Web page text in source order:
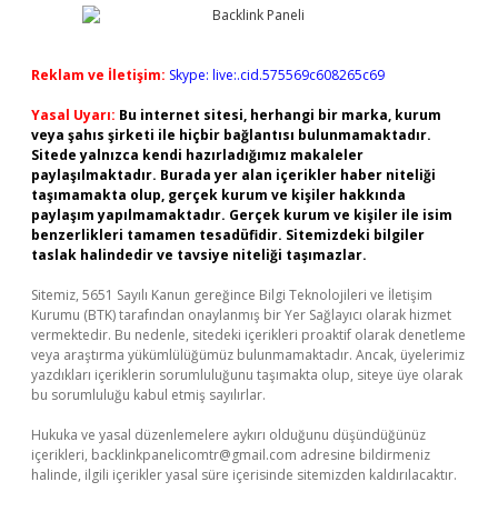
Reklam ve İletişim: Skype: live:.cid.575569c608265c69
Yasal Uyarı: Bu internet sitesi, herhangi bir marka, kurum
veya şahıs şirketi ile hiçbir bağlantısı bulunmamaktadır.
Sitede yalnızca kendi hazırladığımız makaleler
paylaşılmaktadır. Burada yer alan içerikler haber niteliği
taşımamakta olup, gerçek kurum ve kişiler hakkında
paylaşım yapılmamaktadır. Gerçek kurum ve kişiler ile isim
benzerlikleri tamamen tesadüfidir. Sitemizdeki bilgiler
taslak halindedir ve tavsiye niteliği taşımazlar.
Sitemiz, 5651 Sayılı Kanun gereğince Bilgi Teknolojileri ve İletişim
Kurumu (BTK) tarafından onaylanmış bir Yer Sağlayıcı olarak hizmet
vermektedir. Bu nedenle, sitedeki içerikleri proaktif olarak denetleme
veya araştırma yükümlülüğümüz bulunmamaktadır. Ancak, üyelerimiz
yazdıkları içeriklerin sorumluluğunu taşımakta olup, siteye üye olarak
bu sorumluluğu kabul etmiş sayılırlar.
Hukuka ve yasal düzenlemelere aykırı olduğunu düşündüğünüz
içerikleri, backlinkpanelicomtr@gmail.com adresine bildirmeniz
halinde, ilgili içerikler yasal süre içerisinde sitemizden kaldırılacaktır.